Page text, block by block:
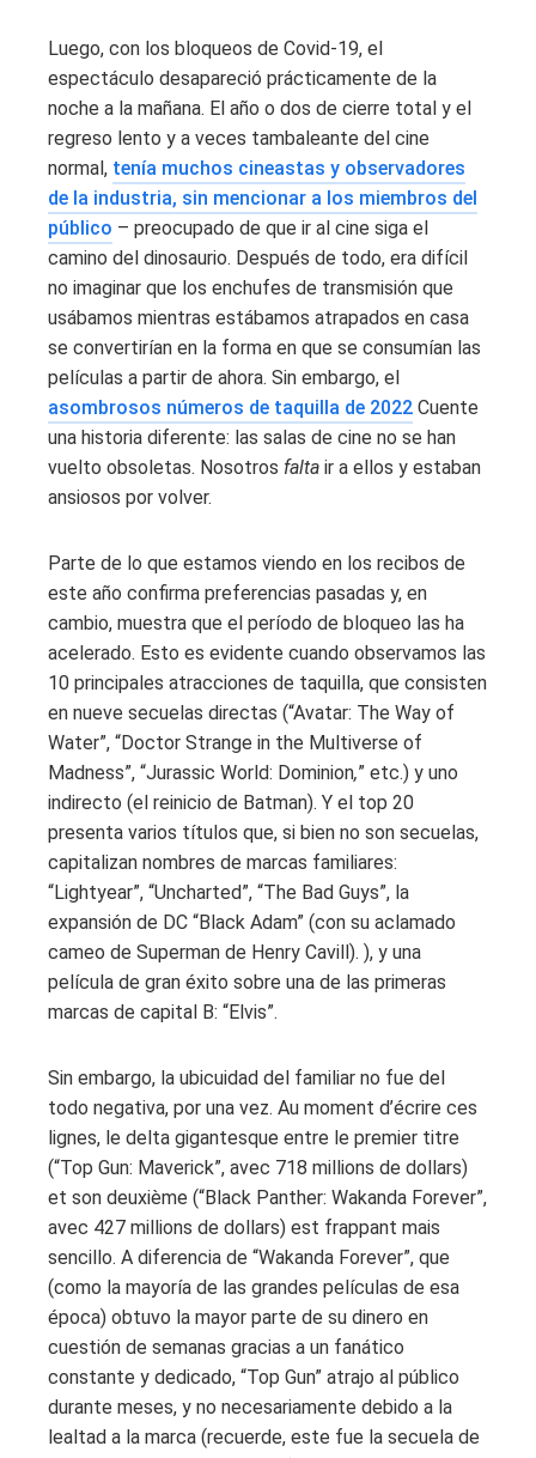
Luego, con los bloqueos de Covid-19, el
espectáculo desapareció prácticamente de la
noche a la mañana. El año o dos de cierre total y el
regreso lento y a veces tambaleante del cine
normal, tenía muchos cineastas y observadores
de la industria, sin mencionar a los miembros del
público – preocupado de que ir al cine siga el
camino del dinosaurio. Después de todo, era difícil
no imaginar que los enchufes de transmisión que
usábamos mientras estábamos atrapados en casa
se convertirían en la forma en que se consumían las
películas a partir de ahora. Sin embargo, el
asombrosos números de taquilla de 2022 Cuente
una historia diferente: las salas de cine no se han
vuelto obsoletas. Nosotros falta ir a ellos y estaban
ansiosos por volver.
Parte de lo que estamos viendo en los recibos de
este año confirma preferencias pasadas y, en
cambio, muestra que el período de bloqueo las ha
acelerado. Esto es evidente cuando observamos las
10 principales atracciones de taquilla, que consisten
en nueve secuelas directas (“Avatar: The Way of
Water”, “Doctor Strange in the Multiverse of
Madness”, “Jurassic World: Dominion,” etc.) y uno
indirecto (el reinicio de Batman). Y el top 20
presenta varios títulos que, si bien no son secuelas,
capitalizan nombres de marcas familiares:
“Lightyear”, “Uncharted”, “The Bad Guys”, la
expansión de DC “Black Adam” (con su aclamado
cameo de Superman de Henry Cavill). ), y una
película de gran éxito sobre una de las primeras
marcas de capital B: “Elvis”.
Sin embargo, la ubicuidad del familiar no fue del
todo negativa, por una vez. Au moment d’écrire ces
lignes, le delta gigantesque entre le premier titre
(“Top Gun: Maverick”, avec 718 millions de dollars)
et son deuxième (“Black Panther: Wakanda Forever”,
avec 427 millions de dollars) est frappant mais
sencillo. A diferencia de “Wakanda Forever”, que
(como la mayoría de las grandes películas de esa
época) obtuvo la mayor parte de su dinero en
cuestión de semanas gracias a un fanático
constante y dedicado, “Top Gun” atrajo al público
durante meses, y no necesariamente debido a la
lealtad a la marca (recuerde, este fue la secuela de